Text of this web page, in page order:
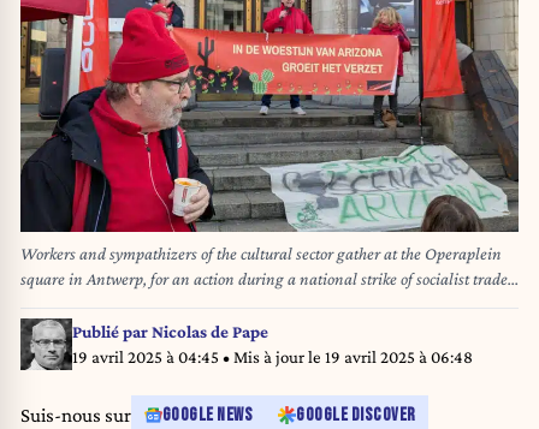
Workers and sympathizers of the cultural sector gather at the Operaplein
square in Antwerp, for an action during a national strike of socialist trade
union FGTB/ABVV and Christian union CSC/ACV on Monday 31 March
2025. The strike is part of a national day of action to protest against the
austerity and pension reforms of the federal government. BELGA PHOTO
Publié parNicolas de Pape
19 avril 2025 à 04:45 • Mis à jour le 19 avril 2025 à 06:48
Suis-nous sur GOOGLE NEWS GOOGLE DISCOVER